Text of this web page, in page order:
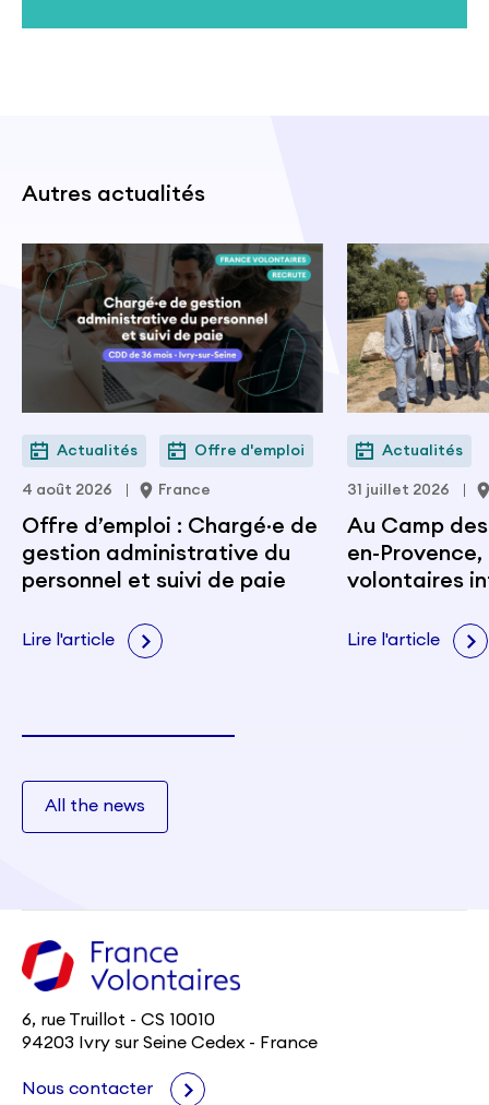
Autres actualités
Actualités Offre d'emploi
4 août 2026 France
Offre d’emploi : Chargé·e de
gestion administrative du
personnel et suivi de paie
Lire l'article
Actualités
31 juillet 2026
Au Camp
en-
volontaires
citoyenneté
Lire l'article
All the news
6, rue Truillot - CS 10010
94203 Ivry sur Seine Cedex - France
Nous contacter